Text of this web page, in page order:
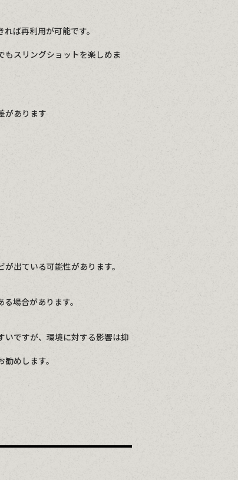
ば再利用が可能です。
もスリングショットを楽しめま
があります
出ている可能性があります。
場合があります。
いですが、環境に対する影響は抑
めします。